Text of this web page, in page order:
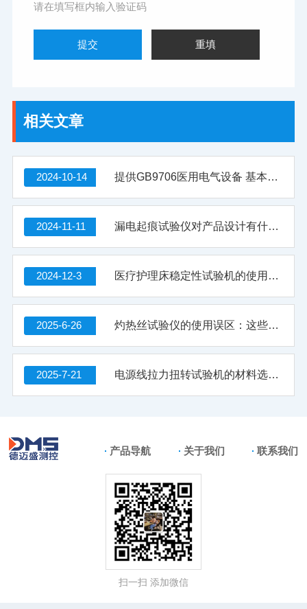
请在填写框内输入验证码
相关文章
2024-10-14 提供GB9706医用电气设备 基本安全和基本性能的通用要求
2024-11-11 漏电起痕试验仪对产品设计有什么指导意义
2024-12-3 医疗护理床稳定性试验机的使用价值有哪些？
2025-6-26 灼热丝试验仪的使用误区：这些错误操作可能影响检测结果
2025-7-21 电源线拉力扭转试验机的材料选择与结构强度分析
产品导航 关于我们 联系我们
扫一扫 添加微信